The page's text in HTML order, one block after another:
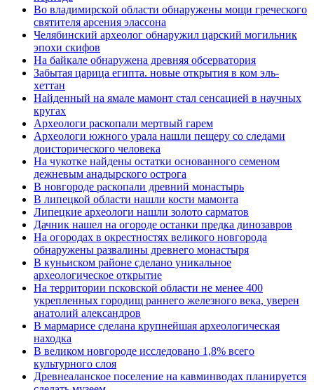
Во владимирской области обнаружены мощи греческого
святителя арсения элассона
Челябинский археолог обнаружил царский могильник
эпохи скифов
На байкале обнаружена древняя обсерватория
Забытая царица египта. новые открытия в ком эль-
хеттан
Найденный на ямале мамонт стал сенсацией в научных
кругах
Археологи раскопали мертвый гарем
Археологи южного урала нашли пещеру со следами
доисторического человека
На чукотке найдены остатки основанного семеном
дежневым анадырского острога
В новгороде раскопали древний монастырь
В липецкой области нашли кости мамонта
Липецкие археологи нашли золото сарматов
Дачник нашел на огороде останки предка динозавров
На огородах в окрестностях великого новгорода
обнаружены развалины древнего монастыря
В куньиском районе сделано уникальное
археологическое открытие
На территории псковской области не менее 400
укрепленных городищ раннего железного века, уверен
анатолий александров
В мармарисе сделана крупнейшая археологическая
находка
В великом новгороде исследовано 1,8% всего
культурного слоя
Древнеаланское поселение на кавминводах планируется